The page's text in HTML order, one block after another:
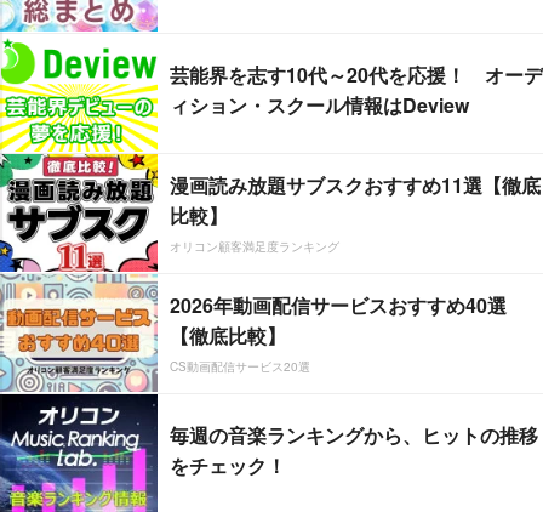
芸能界を志す10代～20代を応援！ オーデ
ィション・スクール情報はDeview
漫画読み放題サブスクおすすめ11選【徹底
比較】
オリコン顧客満足度ランキング
2026年動画配信サービスおすすめ40選
【徹底比較】
CS動画配信サービス20選
毎週の音楽ランキングから、ヒットの推移
をチェック！